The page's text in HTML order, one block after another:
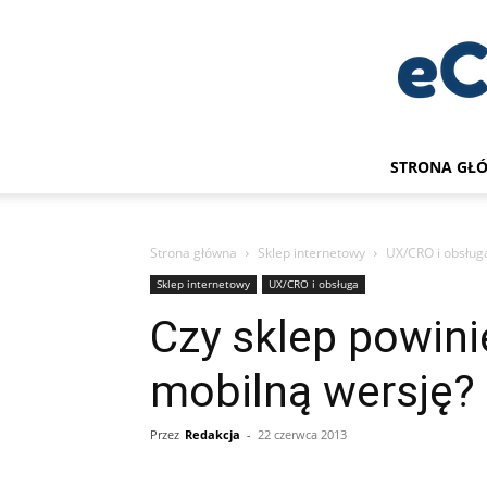
STRONA
Strona główna Sklep internetowy UX/CRO i
Sklep internetowy UX/CRO i obsługa
Czy sklep
mobilną wersję?
Przez Redakcja - 22 czerwca 2013